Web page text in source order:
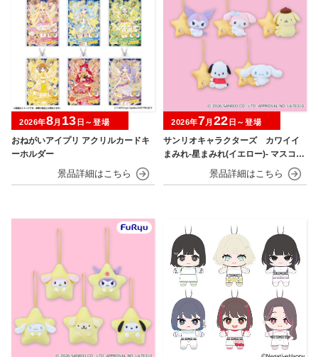
おねがいアイプリ アクリルカードキ
ーホルダー
2026年8月 13 日～登場
サンリオキャラクターズ カワイイ
まみれ-星まみれ(イエロー)- マスコッ
2026年7月 22 日～登場